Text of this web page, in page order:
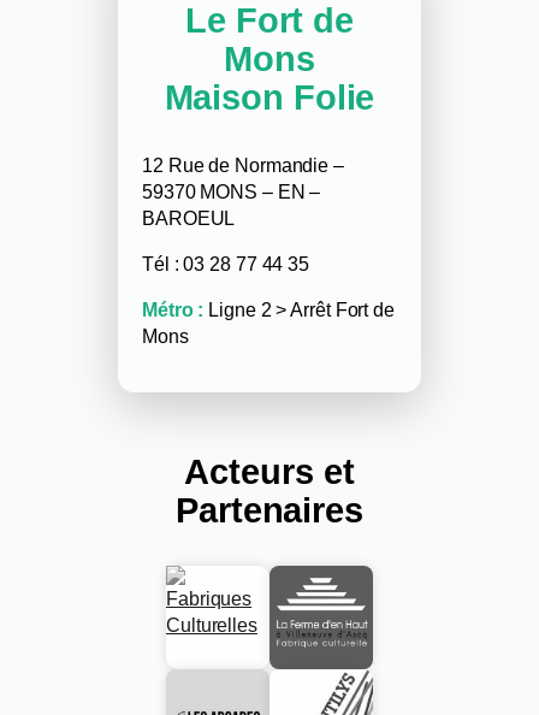
Le Fort de
Mons
Maison Folie
12 Rue de Normandie –
59370 MONS – EN –
BAROEUL
Tél : 03 28 77 44 35
Métro : Ligne 2 > Arrêt Fort de
Mons
Acteurs et
Partenaires